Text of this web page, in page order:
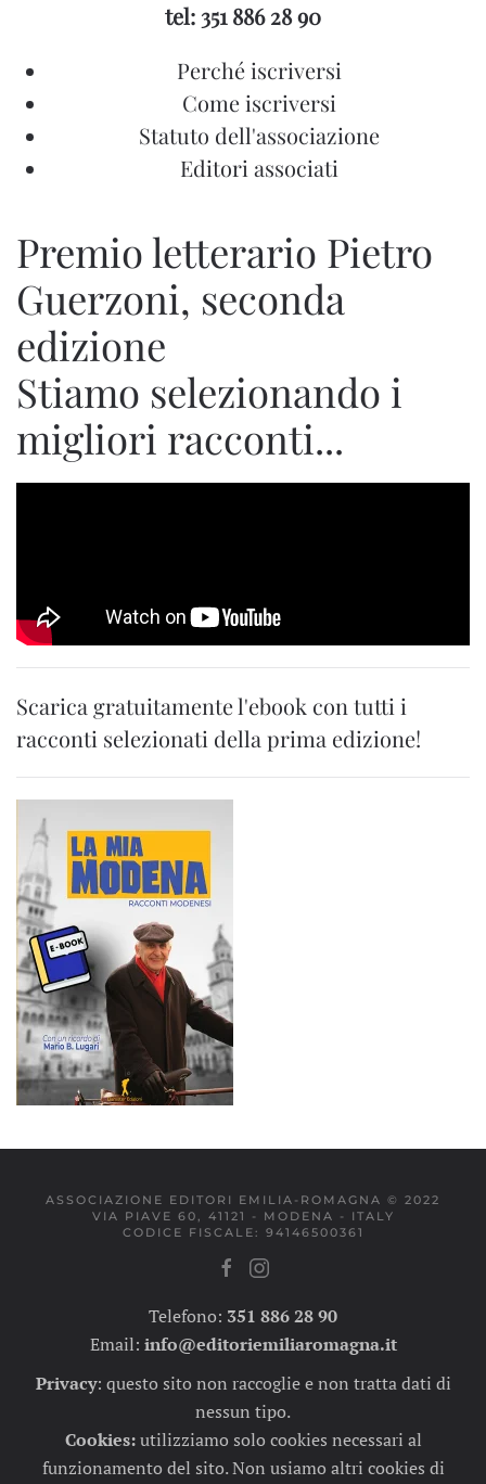
tel: 351 886 28 90
Perché iscriversi
Come iscriversi
Statuto dell'associazione
Editori associati
Premio letterario Pietro
Guerzoni, seconda
edizione
Stiamo selezionando i
migliori racconti...
Scarica gratuitamente l'ebook con tutti i
racconti selezionati della prima edizione!
ASSOCIAZIONE EDITORI EMILIA-ROMAGNA © 2022
VIA PIAVE 60, 41121 - MODENA - ITALY
CODICE FISCALE: 94146500361
Telefono: 351 886 28 90
Email: info@editoriemiliaromagna.it
Privacy: questo sito non raccoglie e non tratta dati di
nessun tipo.
Cookies:utilizziamo solo cookies necessari al
funzionamento del sito. Non usiamo altri cookies di